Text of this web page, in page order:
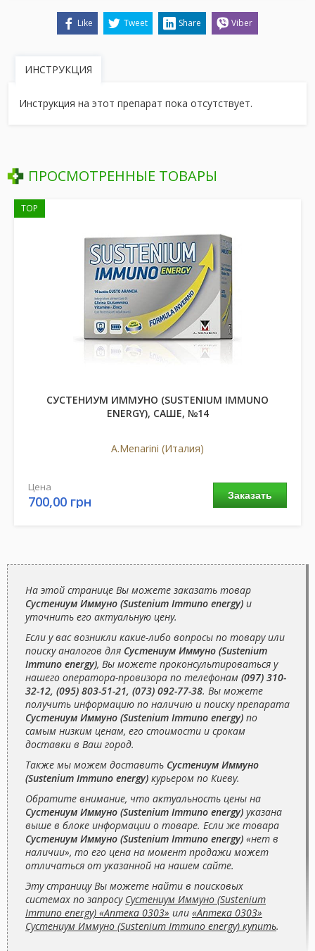
Like Tweet Share Viber
ИНСТРУКЦИЯ
Инструкция на этот препарат пока отсутствует.
ПРОСМОТРЕННЫЕ ТОВАРЫ
СУСТЕНИУМ ИММУНО (SUSTENIUM IMMUNO
ENERGY), САШЕ, №14
A.Menarini (Италия)
Заказать
Цена
700,00 грн
TOP
На этой странице Вы можете заказать товар
Сустениум Иммуно (Sustenium Immuno energy) и
уточнить его актуальную цену.
Если у вас возникли какие-либо вопросы по товару или
поиску аналогов для Сустениум Иммуно (Sustenium
Immuno energy), Вы можете проконсультироваться у
нашего оператора-провизора по телефонам (097) 310-
32-12, (095) 803-51-21, (073) 092-77-38. Вы можете
получить информацию по наличию и поиску препарата
Сустениум Иммуно (Sustenium Immuno energy) по
самым низким ценам, его стоимости и срокам
доставки в Ваш город.
Также мы можем доставить Сустениум Иммуно
(Sustenium Immuno energy) курьером по Киеву.
Обратите внимание, что актуальность цены на
Сустениум Иммуно (Sustenium Immuno energy) указана
выше в блоке информации о товаре. Если же товара
Сустениум Иммуно (Sustenium Immuno energy) «нет в
наличии», то его цена на момент продажи может
отличаться от указанной на нашем сайте.
Эту страницу Вы можете найти в поисковых
системах по запросу Сустениум Иммуно (Sustenium
Immuno energy) «Аптека 0303» или «Аптека 0303»
Сустениум Иммуно (Sustenium Immuno energy) купить.